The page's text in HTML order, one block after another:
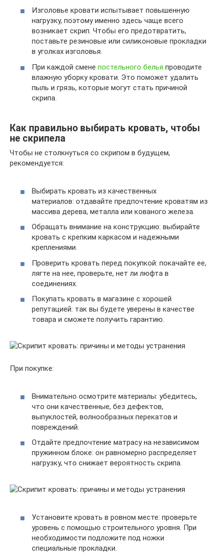
Изголовье кровати испытывает повышенную
нагрузку, поэтому именно здесь чаще всего
возникает скрип. Чтобы его предотвратить,
поставьте резиновые или силиконовые прокладки
в уголках изголовья.
При каждой смене постельного белья проводите
влажную уборку кровати. Это поможет удалить
пыль и грязь, которые могут стать причиной
скрипа.
Как правильно выбирать кровать, чтобы
не скрипела
Чтобы не столкнуться со скрипом в будущем,
рекомендуется:
Выбирать кровать из качественных
материалов: отдавайте предпочтение кроватям из
массива дерева, металла или кованого железа.
Обращать внимание на конструкцию: выбирайте
кровать с крепким каркасом и надежными
креплениями.
Проверить кровать перед покупкой: покачайте ее,
лягте на нее, проверьте, нет ли люфта в
соединениях.
Покупать кровать в магазине с хорошей
репутацией: так вы будете уверены в качестве
товара и сможете получить гарантию.
При покупке:
Внимательно осмотрите материалы: убедитесь,
что они качественные, без дефектов,
выпуклостей, волнообразных перекатов и
повреждений.
Отдайте предпочтение матрасу на независимом
пружинном блоке: он равномерно распределяет
нагрузку, что снижает вероятность скрипа.
Установите кровать в ровном месте: проверьте
уровень с помощью строительного уровня. При
необходимости подложите под ножки
специальные прокладки.